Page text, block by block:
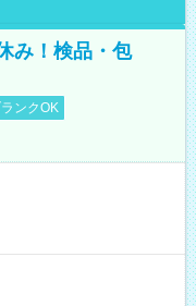
み！検品・包
ンクOK